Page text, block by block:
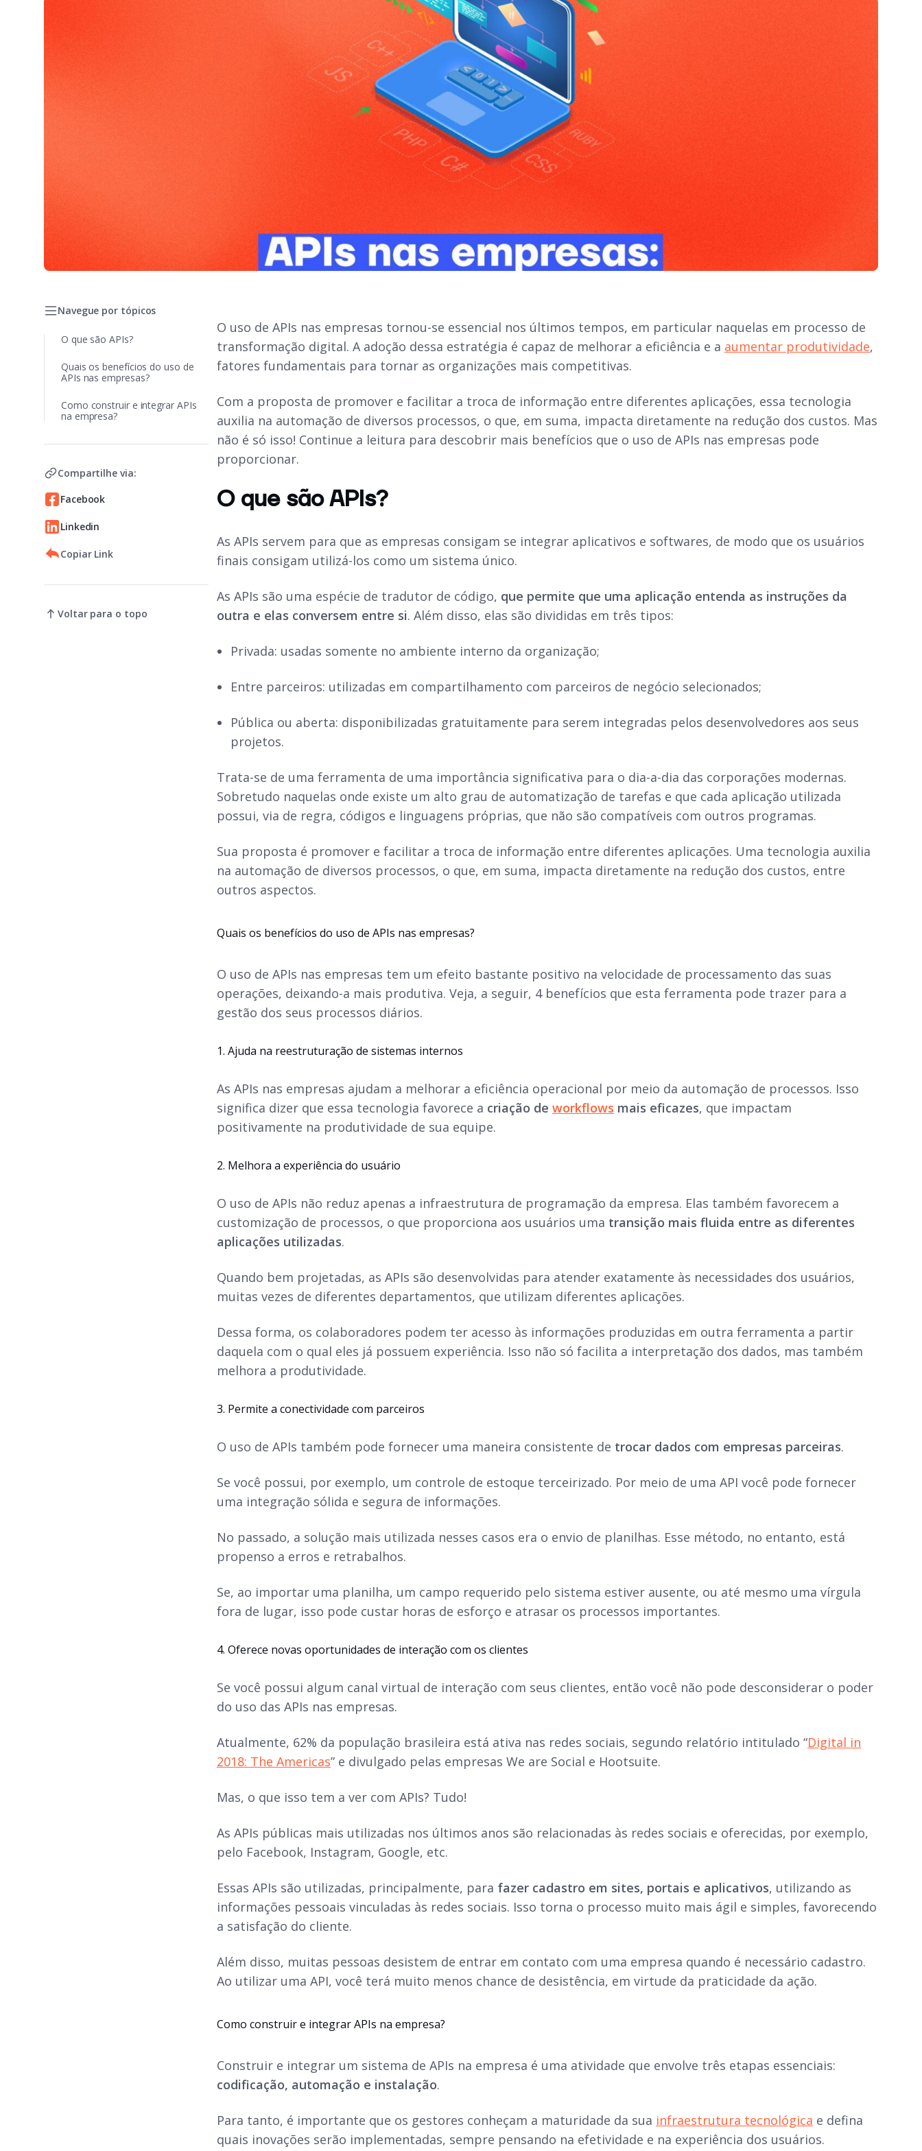
Navegue por tópicos
O que são APIs?
Quais os benefícios do uso de
APIs nas empresas?
Como construir e integrar APIs
na empresa?
Compartilhe via:
Facebook
Linkedin
Copiar Link
Voltar para o topo
O uso de APIs nas empresas tornou-se essencial nos últimos tempos, em particular naquelas em processo de
transformação digital. A adoção dessa estratégia é capaz de melhorar a eficiência e a aumentar produtividade,
fatores fundamentais para tornar as organizações mais competitivas.
Com a proposta de promover e facilitar a troca de informação entre diferentes aplicações, essa tecnologia
auxilia na automação de diversos processos, o que, em suma, impacta diretamente na redução dos custos. Mas
não é só isso! Continue a leitura para descobrir mais benefícios que o uso de APIs nas empresas pode
proporcionar.
O que são APIs?
As APIs servem para que as empresas consigam se integrar aplicativos e softwares, de modo que os usuários
finais consigam utilizá-los como um sistema único.
As APIs são uma espécie de tradutor de código, que permite que uma aplicação entenda as instruções da
outra e elas conversem entre si. Além disso, elas são divididas em três tipos:
Privada: usadas somente no ambiente interno da organização;
Entre parceiros: utilizadas em compartilhamento com parceiros de negócio selecionados;
Pública ou aberta: disponibilizadas gratuitamente para serem integradas pelos desenvolvedores aos seus
projetos.
Trata-se de uma ferramenta de uma importância significativa para o dia-a-dia das corporações modernas.
Sobretudo naquelas onde existe um alto grau de automatização de tarefas e que cada aplicação utilizada
possui, via de regra, códigos e linguagens próprias, que não são compatíveis com outros programas.
Sua proposta é promover e facilitar a troca de informação entre diferentes aplicações. Uma tecnologia auxilia
na automação de diversos processos, o que, em suma, impacta diretamente na redução dos custos, entre
outros aspectos.
Quais os benefícios do uso de APIs nas empresas?
O uso de APIs nas empresas tem um efeito bastante positivo na velocidade de processamento das suas
operações, deixando-a mais produtiva. Veja, a seguir, 4 benefícios que esta ferramenta pode trazer para a
gestão dos seus processos diários.
1. Ajuda na reestruturação de sistemas internos
As APIs nas empresas ajudam a melhorar a eficiência operacional por meio da automação de processos. Isso
significa dizer que essa tecnologia favorece a criação de workflows mais eficazes, que impactam
positivamente na produtividade de sua equipe.
2. Melhora a experiência do usuário
O uso de APIs não reduz apenas a infraestrutura de programação da empresa. Elas também favorecem a
customização de processos, o que proporciona aos usuários uma transição mais fluida entre as diferentes
aplicações utilizadas.
Quando bem projetadas, as APIs são desenvolvidas para atender exatamente às necessidades dos usuários,
muitas vezes de diferentes departamentos, que utilizam diferentes aplicações.
Dessa forma, os colaboradores podem ter acesso às informações produzidas em outra ferramenta a partir
daquela com o qual eles já possuem experiência. Isso não só facilita a interpretação dos dados, mas também
melhora a produtividade.
3. Permite a conectividade com parceiros
O uso de APIs também pode fornecer uma maneira consistente de trocar dados com empresas parceiras.
Se você possui, por exemplo, um controle de estoque terceirizado. Por meio de uma API você pode fornecer
uma integração sólida e segura de informações.
No passado, a solução mais utilizada nesses casos era o envio de planilhas. Esse método, no entanto, está
propenso a erros e retrabalhos.
Se, ao importar uma planilha, um campo requerido pelo sistema estiver ausente, ou até mesmo uma vírgula
fora de lugar, isso pode custar horas de esforço e atrasar os processos importantes.
4. Oferece novas oportunidades de interação com os clientes
Se você possui algum canal virtual de interação com seus clientes, então você não pode desconsiderar o poder
do uso das APIs nas empresas.
Atualmente, 62% da população brasileira está ativa nas redes sociais, segundo relatório intitulado “Digital in
2018: The Americas” e divulgado pelas empresas We are Social e Hootsuite.
Mas, o que isso tem a ver com APIs? Tudo!
As APIs públicas mais utilizadas nos últimos anos são relacionadas às redes sociais e oferecidas, por exemplo,
pelo Facebook, Instagram, Google, etc.
Essas APIs são utilizadas, principalmente, para fazer cadastro em sites, portais e aplicativos, utilizando as
informações pessoais vinculadas às redes sociais. Isso torna o processo muito mais ágil e simples, favorecendo
a satisfação do cliente.
Além disso, muitas pessoas desistem de entrar em contato com uma empresa quando é necessário cadastro.
Ao utilizar uma API, você terá muito menos chance de desistência, em virtude da praticidade da ação.
Como construir e integrar APIs na empresa?
Construir e integrar um sistema de APIs na empresa é uma atividade que envolve três etapas essenciais:
codificação, automação e instalação.
Para tanto, é importante que os gestores conheçam a maturidade da sua infraestrutura tecnológica e defina
quais inovações serão implementadas, sempre pensando na efetividade e na experiência dos usuários.